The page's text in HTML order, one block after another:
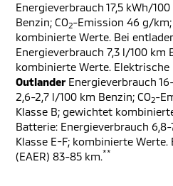
Energieverbrauch 17,5 kWh/
Benzin; CO2-Emission 46 g/km;
kombinierte Werte. Bei
Energieverbrauch 7,3 l/100 km
kombinierte Werte. Elektrische
Outlander Energieverbrauch
2,6-2,7 l/100 km Benzin; CO2-
Klasse B; gewichtet
Batterie: Energieverbrauch 6,8-
Klasse E-F; kombinierte
(EAER) 83-85 km.**